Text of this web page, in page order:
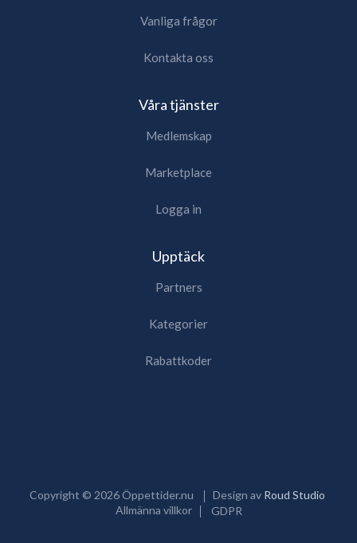
Vanliga frågor
Kontakta oss
Våra tjänster
Medlemskap
Marketplace
Logga in
Upptäck
Partners
Kategorier
Rabattkoder
Copyright © 2026Öppettider.nu Design av Roud Studio
Allmänna villkor
GDPR